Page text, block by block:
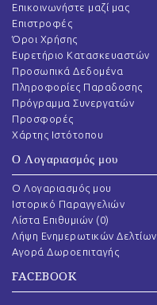
Επικοινωνήστε μαζί μας
Επιστροφές
Όροι Χρήσης
Ευρετήριο Κατασκευαστών
Προσωπικά Δεδομένα
Πληροφορίες Παραδοσης
Πρόγραμμα Συνεργατών
Προσφορές
Χάρτης Ιστότοπου
Ο Λογαριασμός μου
O Λογαριασμός μου
Ιστορικό Παραγγελιών
Λίστα Επιθυμιών (0)
Λήψη Ενημερωτικών Δελτίων
Αγορά Δωροεπιταγής
FACEBOOK